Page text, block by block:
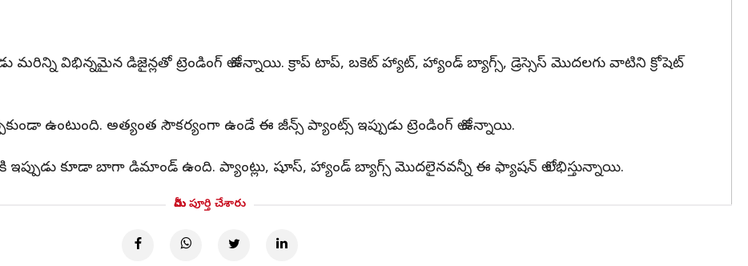
మరిన్ని విభిన్నమైన డిజైన్లతో ట్రెండింగ్ లో ఉన్నాయి. క్రాప్ టాప్, బకెట్ హ్యాట్, హ్యాండ్ బ్యాగ్స్, డ్రెస్సెస్ మొదలగు వాటిని క్రోషెట్
ఉంటుంది. అత్యంత సౌకర్యంగా ఉండే ఈ జీన్స్ ప్యాంట్స్ ఇప్పుడు ట్రెండింగ్ లో ఉన్నాయి.
కూడా బాగా డిమాండ్ ఉంది. ప్యాంట్లు, షూస్, హ్యాండ్ బ్యాగ్స్ మొదలైనవన్నీ ఈ ఫ్యాషన్ లో లభిస్తున్నాయి.
మీరు పూర్తి చేశారు